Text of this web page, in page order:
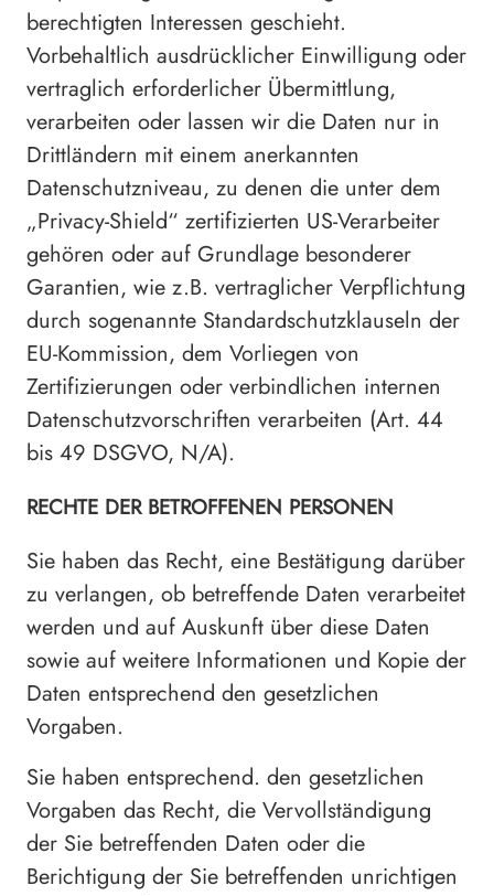
berechtigten Interessen geschieht.
Vorbehaltlich ausdrücklicher Einwilligung oder
vertraglich erforderlicher Übermittlung,
verarbeiten oder lassen wir die Daten nur in
Drittländern mit einem anerkannten
Datenschutzniveau, zu denen die unter dem
„Privacy-Shield“ zertifizierten US-Verarbeiter
gehören oder auf Grundlage besonderer
Garantien, wie z.B. vertraglicher Verpflichtung
durch sogenannte Standardschutzklauseln der
EU-Kommission, dem Vorliegen von
Zertifizierungen oder verbindlichen internen
Datenschutzvorschriften verarbeiten (Art. 44
bis 49 DSGVO, N/A).
RECHTE DER BETROFFENEN PERSONEN
Sie haben das Recht, eine Bestätigung darüber
zu verlangen, ob betreffende Daten verarbeitet
werden und auf Auskunft über diese Daten
sowie auf weitere Informationen und Kopie der
Daten entsprechend den gesetzlichen
Vorgaben.
Sie haben entsprechend. den gesetzlichen
Vorgaben das Recht, die Vervollständigung
der Sie betreffenden Daten oder die
Berichtigung der Sie betreffenden unrichtigen